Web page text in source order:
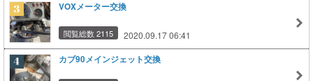
VOXメーター交換
閲覧総数 2115 2020.09.17 06:41
カブ90メインジェット交換